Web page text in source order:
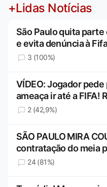
+Lidas Notícias
São Paulo quita parte
e evita denúncia à
3 (100%)
VÍDEO: Jogador pede
ameaça ir até a FIFA!
2 (42,9%)
SÃO PAULO MIRA
contratação do meia
24 (81%)